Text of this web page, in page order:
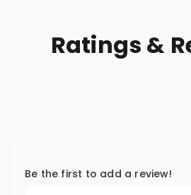
Ratings &
Be the first to add a review!